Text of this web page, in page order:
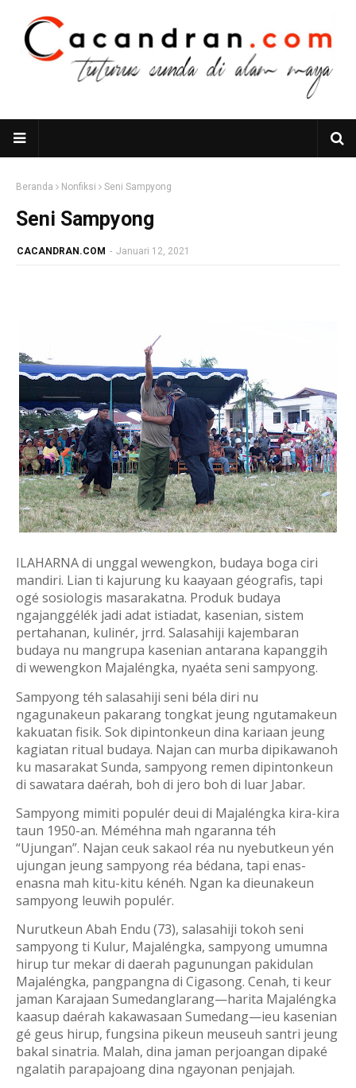
Beranda Nonfiksi Seni Sampyong
Seni Sampyong
CACANDRAN.COM - Januari 12, 2021
ILAHARNA di unggal wewengkon, budaya boga ciri
mandiri. Lian ti kajurung ku kaayaan géografis, tapi
ogé sosiologis masarakatna. Produk budaya
ngajanggélék jadi adat istiadat, kasenian, sistem
pertahanan, kulinér, jrrd. Salasahiji kajembaran
budaya nu mangrupa kasenian antarana kapanggih
di wewengkon Majaléngka, nyaéta seni sampyong.
Sampyong téh salasahiji seni béla diri nu
ngagunakeun pakarang tongkat jeung ngutamakeun
kakuatan fisik. Sok dipintonkeun dina kariaan jeung
kagiatan ritual budaya. Najan can murba dipikawanoh
ku masarakat Sunda, sampyong remen dipintonkeun
di sawatara daérah, boh di jero boh di luar Jabar.
Sampyong mimiti populér deui di Majaléngka kira-kira
taun 1950-an. Méméhna mah ngaranna téh
“Ujungan”. Najan ceuk sakaol réa nu nyebutkeun yén
ujungan jeung sampyong réa bédana, tapi enas-
enasna mah kitu-kitu kénéh. Ngan ka dieunakeun
sampyong leuwih populér.
Nurutkeun Abah Endu (73), salasahiji tokoh seni
sampyong ti Kulur, Majaléngka, sampyong umumna
hirup tur mekar di daerah pagunungan pakidulan
Majaléngka, pangpangna di Cigasong. Cenah, ti keur
jaman Karajaan Sumedanglarang—harita Majaléngka
kaasup daérah kakawasaan Sumedang—ieu kasenian
gé geus hirup, fungsina pikeun meuseuh santri jeung
bakal sinatria. Malah, dina jaman perjoangan dipaké
ngalatih parapajoang dina ngayonan penjajah.